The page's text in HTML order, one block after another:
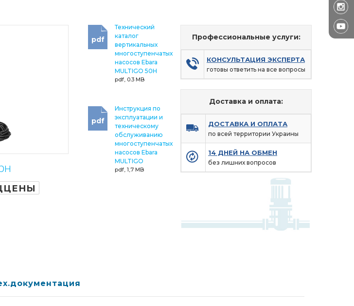
Технический
каталог
вертикальных
многоступенчатых
насосов Ebara
MULTIGO 50H
pdf, 0.3 MB
pdf
Инструкция по
эксплуатации и
техническому
обслуживанию
многоступенчатых
насосов Ebara
MULTIGO
pdf, 1,7 MB
pdf
Профессиональные услуги:
КОНСУЛЬТАЦИЯ ЭКСПЕРТА
готовы ответить на все вопросы
Доставка и оплата:
ДОСТАВКА И ОПЛАТА
по всей территории Украины
14 ДНЕЙ НА ОБМЕН
без лишних вопросов